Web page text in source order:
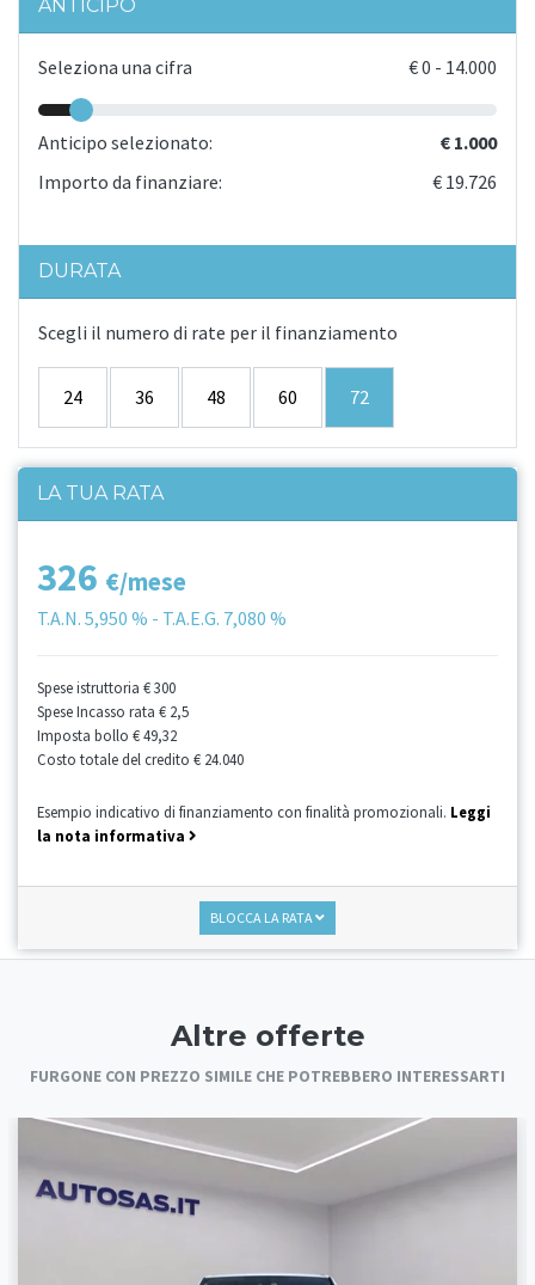
ANTICIPO
Seleziona una cifra €0 - 14.000
Anticipo selezionato:
€ 1.000
Importo da finanziare:
€ 19.726
DURATA
Scegli il numero di rate per il finanziamento
24 36 48 60 72
LA TUA RATA
326 €/mese
T.A.N. 5,950 % - T.A.E.G. 7,080 %
Spese istruttoria € 300
Spese Incasso rata € 2,5
Imposta bollo € 49,32
Costo totale del credito € 24.040
Esempio indicativo di finanziamento con finalità promozionali. Leggi
la nota informativa
BLOCCA LA RATA
Altre offerte
FURGONE CON PREZZO SIMILE CHE POTREBBERO INTERESSARTI